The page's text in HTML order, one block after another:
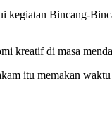
kegiatan Bincang-
kreatif di masa
itu memakan